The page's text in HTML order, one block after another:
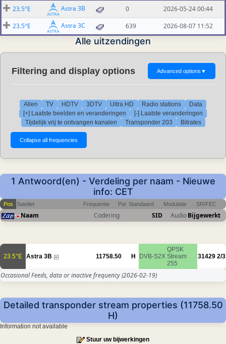
23.5°E
Astra 3B 0
2026-05-24 00:44
23.5°E
Astra 3C 639 2026-08-07 11:52
Alle uitzendingen
Filtering and display options Advanced options ▼
Allen TV HDTV 3DTV Ultra HD Radio stations
Data
[+] Laatste beelden en veranderingen
[-] Laatste veranderingen
Tijdelijk vrij te ontvangen kanalen
Transponder 203 Bitrates
1 Antwoord(en) - Verdeling per naam - Nieuwe
info: CET
Pos Sateliet Frequentie Pol Standaard Modulatie SR/FEC
Naam Codering SID AudioBijgewerkt
23.5°E Astra 3B 11758.50 H DVB-S2X
QPSK
Stream
255
31429 2/3
Occasional Feeds, data or inactive frequency(2026-02-19)
Detailed transponder stream properties (11758.50
H)
Information not available
Stuur uw bijwerkingen